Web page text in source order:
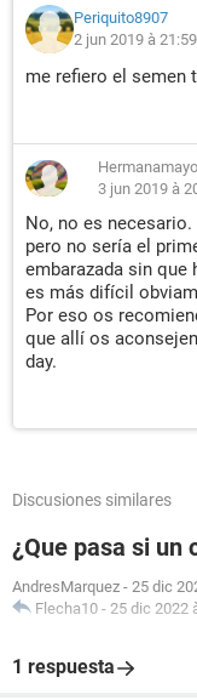
Periquito8907
2 jun 2019 à 21:59
me refiero el semen
3 jun 2019 à
No, no es
pero no sería el
embarazada sin que
es más difícil
Por eso os
que allí os
day.
Discusiones similares
¿Que pasa si un
AndresMarquez - 25 dic
Flecha10 - 25 dic 2022
1 respuesta